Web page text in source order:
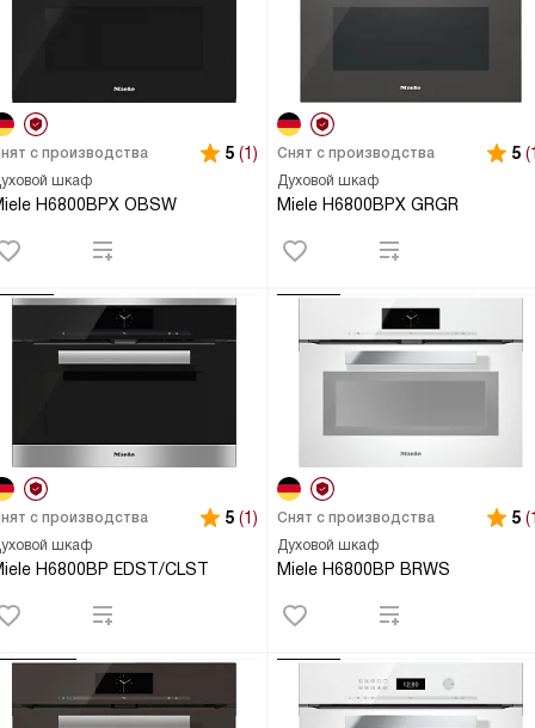
шкаф
H6800BPX OBSW
с производства 5 (1)
Духовой шкаф
Miele H6800BPX GRGR
Снят с производства 5
шкаф
H6800BP EDST/CLST
с производства 5 (1)
Духовой шкаф
Miele H6800BP BRWS
Снят с производства 5